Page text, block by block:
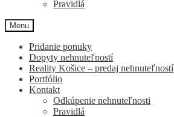
Pravidlá
Menu
Pridanie ponuky
Dopyty nehnuteľností
Reality Košice – predaj nehnuteľností
Portfólio
Kontakt
Odkúpenie nehnuteľnosti
Pravidlá